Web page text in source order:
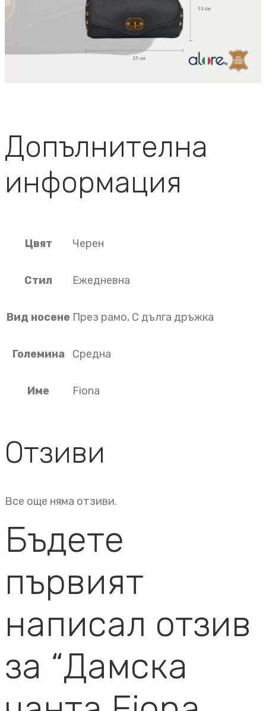
Допълнителна
информация
Цвят Черен
Стил Ежедневна
Вид носене През рамо, С дълга дръжка
Големина Средна
Име Fiona
Отзиви
Все още няма отзиви.
Бъдете
първият
написал отзив
за “Дамска